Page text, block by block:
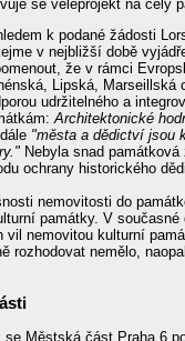
se veleprojekt na celý
k podané žádosti
v nejbližší době
že v rámci
Lipská, Marseillská
udržitelného a
Architektonické
"města a dědictví jsou
Nebyla snad památková
ochrany historického
nemovitosti do
památky. V
vil nemovitou kulturní
rozhodovat nemělo,
se Městská část Praha 6